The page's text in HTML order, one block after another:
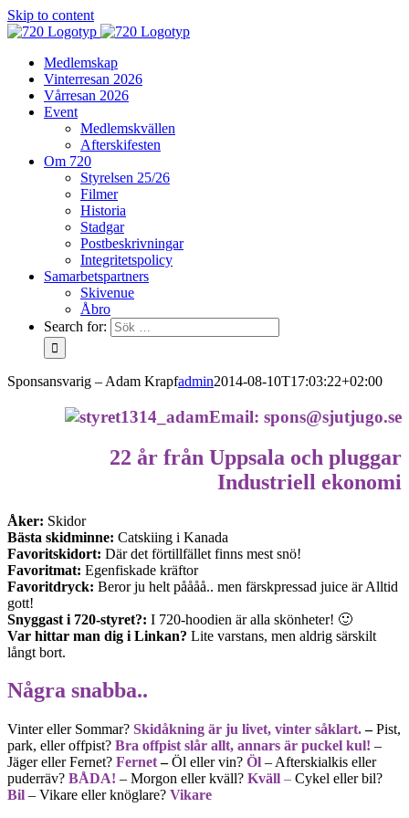
Skip to content
Medlemskap
Vinterresan 2026
Vårresan 2026
Event
Medlemskvällen
Afterskifesten
Om 720
Styrelsen 25/26
Filmer
Historia
Stadgar
Postbeskrivningar
Integritetspolicy
Samarbetspartners
Skivenue
Åbro
Search for:
Sponsansvarig – Adam Krapfadmin2014-08-10T17:03:22+02:00
Email: spons@sjutjugo.se
22 år från Uppsala och pluggar
Industriell ekonomi
Åker: Skidor
Bästa skidminne: Catskiing i Kanada
Favoritskidort: Där det förtillfället finns mest snö!
Favoritmat: Egenfiskade kräftor
Favoritdryck: Beror ju helt påååå.. men färskpressad juice är Alltid
gott!
Snyggast i 720-styret?: I 720-hoodien är alla skönheter! 🙂
Var hittar man dig i Linkan? Lite varstans, men aldrig särskilt
långt bort.
Några snabba..
Vinter eller Sommar? Skidåkning är ju livet, vinter såklart.–Pist,
park, eller offpist? Bra offpist slår allt, annars är puckel kul! –
Jäger eller Fernet? Fernet–Öl eller vin? Öl – Afterskialkis eller
puderräv? BÅDA! – Morgon eller kväll? Kväll – Cykel eller bil?
Bil – Vikare eller knöglare? Vikare